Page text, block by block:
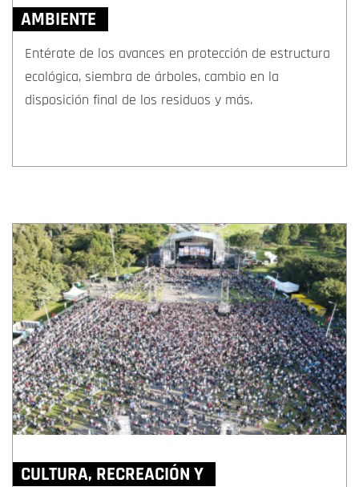
AMBIENTE
Entérate de los avances en protección de estructura
ecológica, siembra de árboles, cambio en la
disposición final de los residuos y más.
CULTURA, RECREACIÓN Y